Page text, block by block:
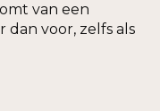
van een
dan voor, zelfs als